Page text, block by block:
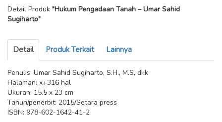
Detail Produk "Hukum Pengadaan Tanah – Umar Sahid
Sugiharto"
Detail Produk Terkait Lainnya
Penulis: Umar Sahid Sugiharto, S.H., M.S, dkk
Halaman: x+316 hal
Ukuran: 15.5 x 23 cm
Tahun/penerbit: 2015/Setara press
ISBN: 978-602-1642-41-2